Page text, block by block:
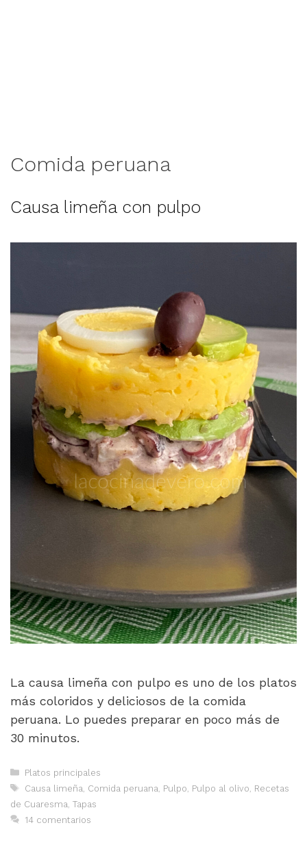
Comida peruana
Causa limeña con pulpo
La causa limeña con pulpo es uno de los platos
más coloridos y deliciosos de la comida
peruana. Lo puedes preparar en poco más de
30 minutos.
Categorías
Platos principales
Etiquetas
Causa limeña Comida peruana Pulpo Pulpo al olivo Recetas
de Cuaresma Tapas
14 comentarios